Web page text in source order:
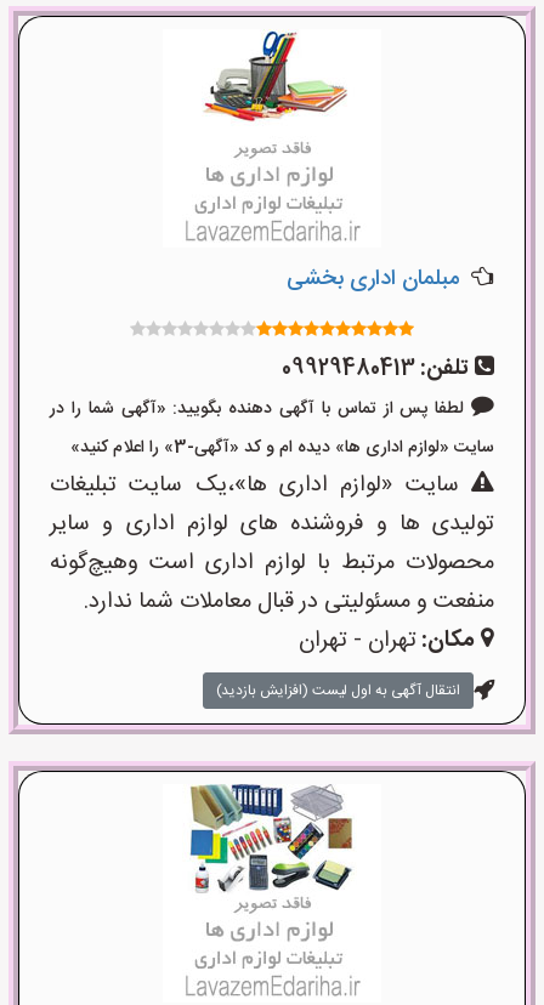
مبلمان اداری بخشی
تلفن:09929480413
لطفا پس از تماس با آگهی دهنده بگویید: «آگهی شما را در
سایت «لوازم اداری ها» دیده ام و کد «آگهی-3» را اعلام کنید»
سایت «لوازم اداری ها»،یک سایت تبلیغات
تولیدی ها و فروشنده های لوازم اداری و سایر
محصولات مرتبط با لوازم اداری است وهیچ‌گونه
منفعت و مسئولیتی در قبال معاملات شما ندارد.
مکان:تهران - تهران
انتقال آگهی به اول لیست (افزایش بازدید)